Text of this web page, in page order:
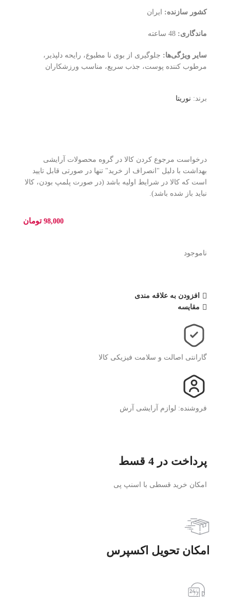
کشور سازنده: ایران
ماندگاری:
سایر ویژگی‌ها: جلوگیری از بوی نا مطبوع، رایحه دلپذیر،
مرطوب کننده پوست، جذب سریع، مناسب ورزشکاران
برند: نوریتا
درخواست مرجوع کردن کالا در گروه محصولات آرایشی
بهداشت با دلیل "انصراف از خرید" تنها در صورتی قابل تایید
است که کالا در شرایط اولیه باشد (در صورت پلمپ بودن، کالا
نباید باز شده باشد).
98,000 تومان
ناموجود
افزودن به علاقه مندی
مقایسه
گارانتی اصالت و سلامت فیزیکی کالا
فروشنده: لوازم آرایشی آرش
پرداخت در 4 قسط
امکان خرید قسطی با اسنپ پی
امکان تحویل اکسپرس